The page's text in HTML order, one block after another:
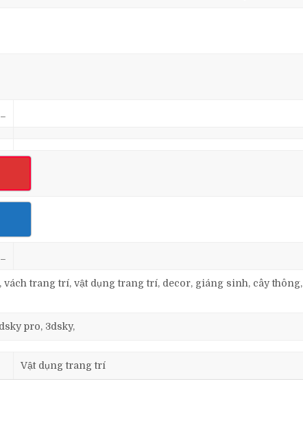
trang trí, vật dụng trang trí, decor, giáng sinh, cây thông,
pro, 3dsky,
Vật dụng trang trí